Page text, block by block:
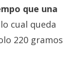
que una
cual queda
220 gramos